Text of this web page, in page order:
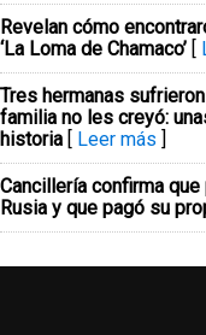
Revelan cómo
‘La Loma de Chamaco’ [
Tres hermanas
familia no les creyó:
historia [ Leer más ]
Cancillería confirma
Rusia y que pagó su